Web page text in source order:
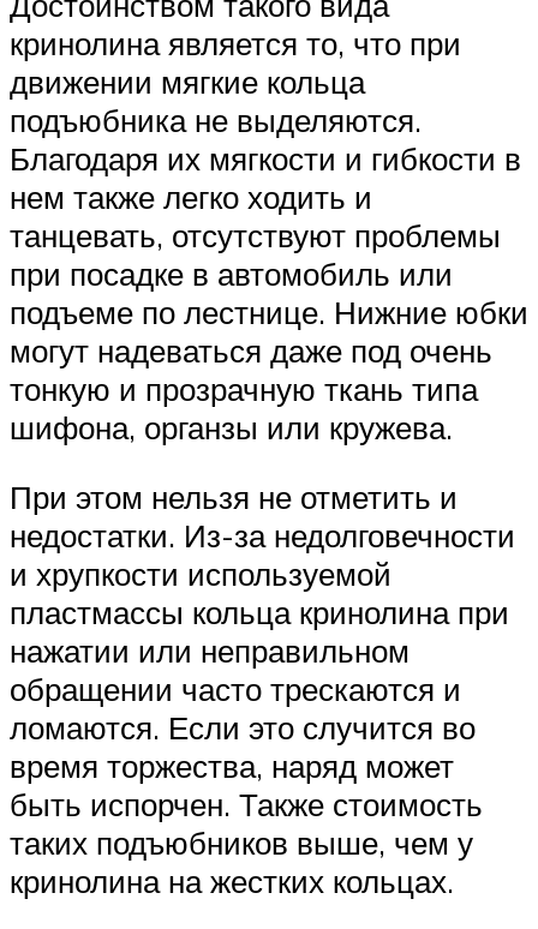
кринолина является то, что при
движении мягкие кольца
подъюбника не выделяются.
Благодаря их мягкости и гибкости в
нем также легко ходить и
танцевать, отсутствуют проблемы
при посадке в автомобиль или
подъеме по лестнице. Нижние юбки
могут надеваться даже под очень
тонкую и прозрачную ткань типа
шифона, органзы или кружева.
При этом нельзя не отметить и
недостатки. Из-за недолговечности
и хрупкости используемой
пластмассы кольца кринолина при
нажатии или неправильном
обращении часто трескаются и
ломаются. Если это случится во
время торжества, наряд может
быть испорчен. Также стоимость
таких подъюбников выше, чем у
кринолина на жестких кольцах.